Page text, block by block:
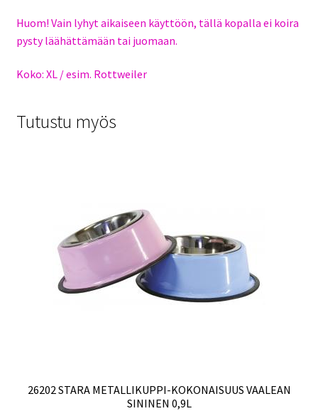
Huom! Vain lyhyt aikaiseen käyttöön, tällä kopalla ei koira
pysty läähättämään tai juomaan.
Koko: XL / esim. Rottweiler
Tutustu myös
26202 STARA METALLIKUPPI-KOKONAISUUS VAALEAN
SININEN 0,9L